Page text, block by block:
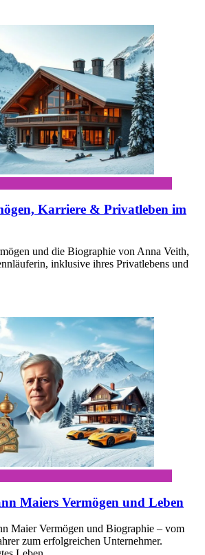
Karriere & Privatleben im
und die Biographie von Anna Veith,
inklusive ihres Privatlebens und
Maiers Vermögen und Leben
Maier Vermögen und Biographie – vom
zum erfolgreichen Unternehmer.